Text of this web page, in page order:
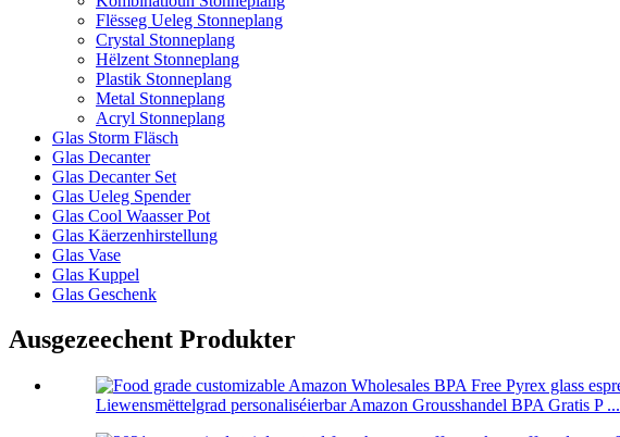
Flësseg Ueleg Stonneplang
Crystal Stonneplang
Hëlzent Stonneplang
Plastik Stonneplang
Metal Stonneplang
Acryl Stonneplang
Glas Storm Fläsch
Glas Decanter
Glas Decanter Set
Glas Ueleg Spender
Glas Cool Waasser Pot
Glas Käerzenhirstellung
Glas Vase
Glas Kuppel
Glas Geschenk
Ausgezeechent Produkter
Liewensmëttelgrad personaliséierbar Amazon Grousshandel BPA Gratis P ...